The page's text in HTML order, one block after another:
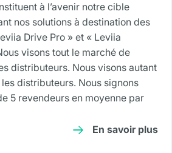
à l’avenir notre cible
nos solutions à destination des
Drive Pro » et « Leviia
visons tout le marché de
distributeurs. Nous visons autant
distributeurs. Nous signons
5 revendeurs en moyenne par
En savoir plus